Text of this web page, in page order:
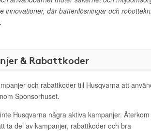
innovationer, där batterilösningar och
& Rabattkoder
och rabattkoder till Husqvarna att
Sponsorhuset.
Husqvarna några aktiva kampanjer.
ta del av kampanjer, rabattkoder och bra